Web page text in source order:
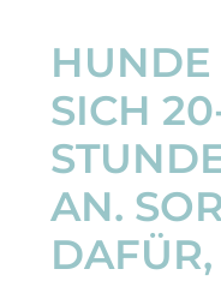
HUNDE
SICH
AN.